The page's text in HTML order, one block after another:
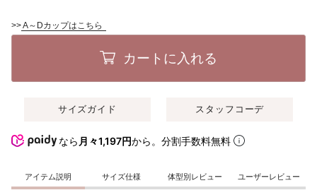
>>A～Dカップはこちら
カートに入れる
サイズガイド スタッフコーデ
なら 月々1,197円から。分割手数料無料
アイテム説明 サイズ仕様 体型別レビュー ユーザーレビュー